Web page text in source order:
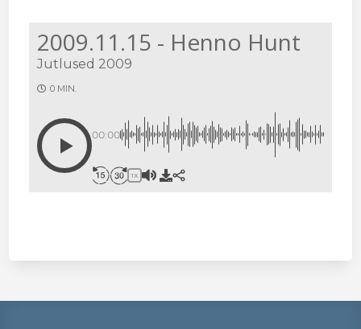
2009.11.15 - Henno Hunt
Jutlused 2009
0 MIN.
00:00
1X